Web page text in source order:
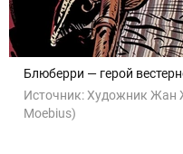
Блюберри — герой
Источник:Художник Жан
Moebius)